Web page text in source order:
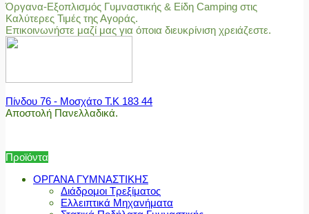
Όργανα-Εξοπλισμός Γυμναστικής & Είδη Camping στις
Καλύτερες Τιμές της Αγοράς.
Επικοινωνήστε μαζί μας για όποια διευκρίνιση χρειάζεστε.
Πίνδου 76 - Μοσχάτο Τ.Κ 183 44
Αποστολή Πανελλαδικά.
Προϊόντα
ΟΡΓΑΝΑ ΓΥΜΝΑΣΤΙΚΗΣ
Διάδρομοι Τρεξίματος
Ελλειπτικά Μηχανήματα